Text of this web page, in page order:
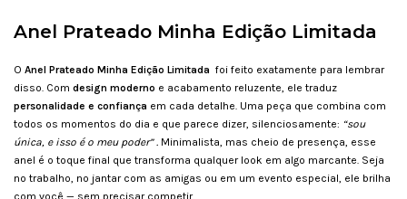
Anel Prateado Minha Edição Limitada
O Anel Prateado Minha Edição Limitada foi feito exatamente para lembrar
disso. Com design moderno e acabamento reluzente, ele traduz
personalidade e confiança em cada detalhe. Uma peça que combina com
todos os momentos do dia e que parece dizer, silenciosamente: “sou
única, e isso é o meu poder” . Minimalista, mas cheio de presença, esse
anel é o toque final que transforma qualquer look em algo marcante. Seja
no trabalho, no jantar com as amigas ou em um evento especial, ele brilha
com você — sem precisar competir.